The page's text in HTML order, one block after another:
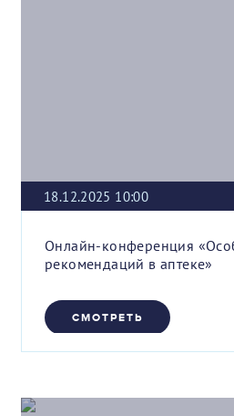
18.12.2025 10:00
Онлайн-конференция
рекомендаций в аптеке»
СМОТРЕТЬ